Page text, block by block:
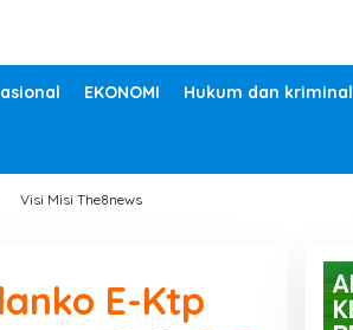
EKONOMI Hukum dan kriminal
Visi Misi The8news
E-Ktp